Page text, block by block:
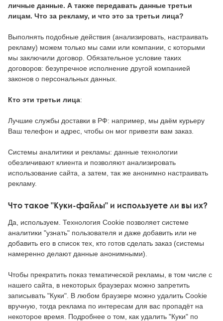
личные данные. А также передавать данные третьи
лицам. Что за рекламу, и что это за третьи лица?
Выполнять подобные действия (анализировать, настраивать
рекламу) можем только мы сами или компании, с которыми
мы заключили договор. Обязательное условие таких
договоров: безупречное исполнение другой компанией
законов о персональных данных.
Кто эти третьи лица:
Лучшие службы доставки в РФ: например, мы даём курьеру
Ваш телефон и адрес, чтобы он мог привезти вам заказ.
Системы аналитики и рекламы: данные технологии
обезличивают клиента и позволяют анализировать
использование сайта, а затем, так же анонимно настраивать
рекламу.
Что такое "Куки-файлы" и используете ли вы их?
Да, используем. Технология Cookie позволяет системе
аналитики "узнать" пользователя и даже добавить или не
добавить его в список тех, кто готов сделать заказ (системы
намеренно делают данные анонимными).
Чтобы прекратить показ тематической рекламы, в том числе с
нашего сайта, в некоторых браузерах можно запретить
записывать "Куки". В любом браузере можно удалить Cookie
вручную, тогда реклама по интересам для вас пропадёт на
некоторое время. Подробнее о том, как удалить "Куки" по